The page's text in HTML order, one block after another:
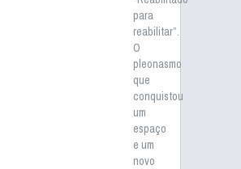
para
reabilitar”.
O
pleonasmo
que
conquistou
um
espaço
e um
novo